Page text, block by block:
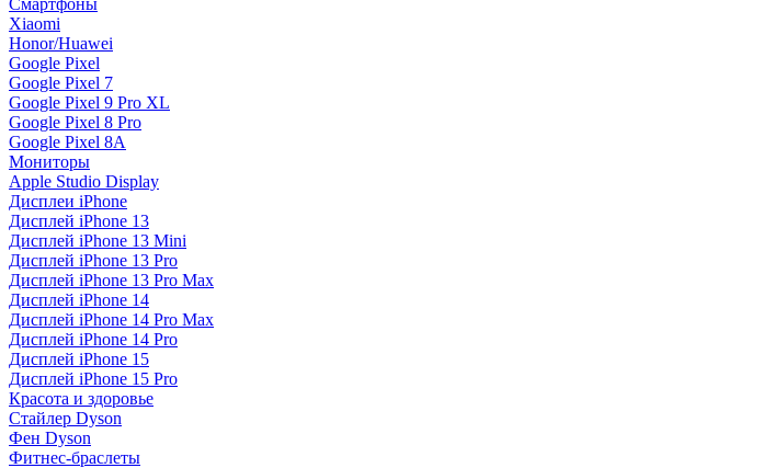
Смартфоны
Xiaomi
Honor/Huawei
Google Pixel
Google Pixel 7
Google Pixel 9 Pro XL
Google Pixel 8 Pro
Google Pixel 8A
Мониторы
Apple Studio Display
Дисплеи iPhone
Дисплей iPhone 13
Дисплей iPhone 13 Mini
Дисплей iPhone 13 Pro
Дисплей iPhone 13 Pro Max
Дисплей iPhone 14
Дисплей iPhone 14 Pro Max
Дисплей iPhone 14 Pro
Дисплей iPhone 15
Дисплей iPhone 15 Pro
Красота и здоровье
Стайлер Dyson
Фен Dyson
Фитнес-браслеты